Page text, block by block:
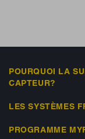
POURQUOI LA
CAPTEUR?
LES SYSTÈMES
PROGRAMME